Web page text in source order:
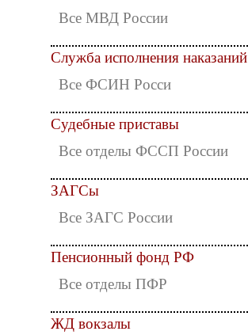
Все МВД России
Служба исполнения наказаний
Все ФСИН Росси
Судебные приставы
Все отделы ФССП России
ЗАГСы
Все ЗАГС России
Пенсионный фонд РФ
Все отделы ПФР
ЖД вокзалы